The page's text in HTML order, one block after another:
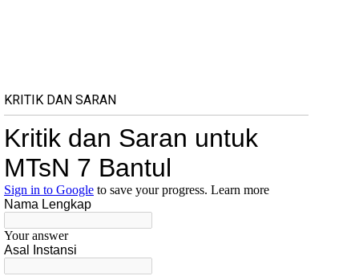
KRITIK DAN SARAN